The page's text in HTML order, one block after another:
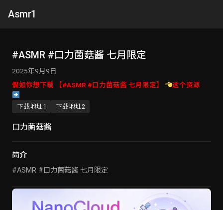
Asmr1
#ASMR #口力菌菇酱 七月限定
2025年9月9日
假如你想下载 【#ASMR #口力菌菇酱 七月限定】
这个资源
下载地址1 下载地址2
口力菌菇酱
简介
#ASMR #口力菌菇酱 七月限定